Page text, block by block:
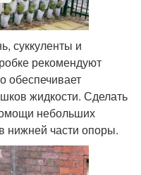
суккуленты и
рекомендуют
обеспечивает
жидкости. Сделать
небольших
нижней части опоры.